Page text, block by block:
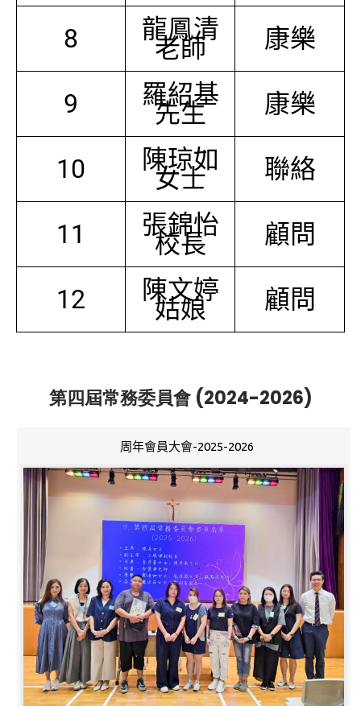
8 龍鳳清
老師 康樂
9 羅紹基
先生 康樂
10 陳琼如
女士 聯絡
11 張錦怡
校長 顧問
12 陳文婷
姑娘 顧問
第四屆常務委員會 (2024-2026)
周年會員大會-2025-2026